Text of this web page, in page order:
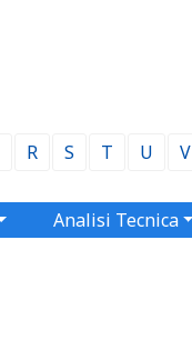
R S T U V
Analisi Tecnica